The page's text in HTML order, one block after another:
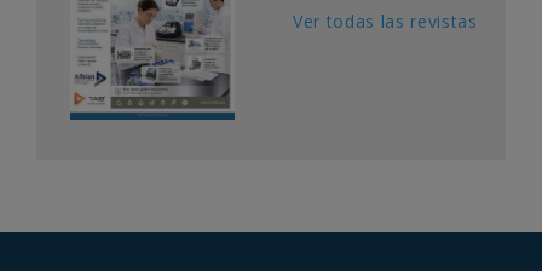
Ver todas las revistas